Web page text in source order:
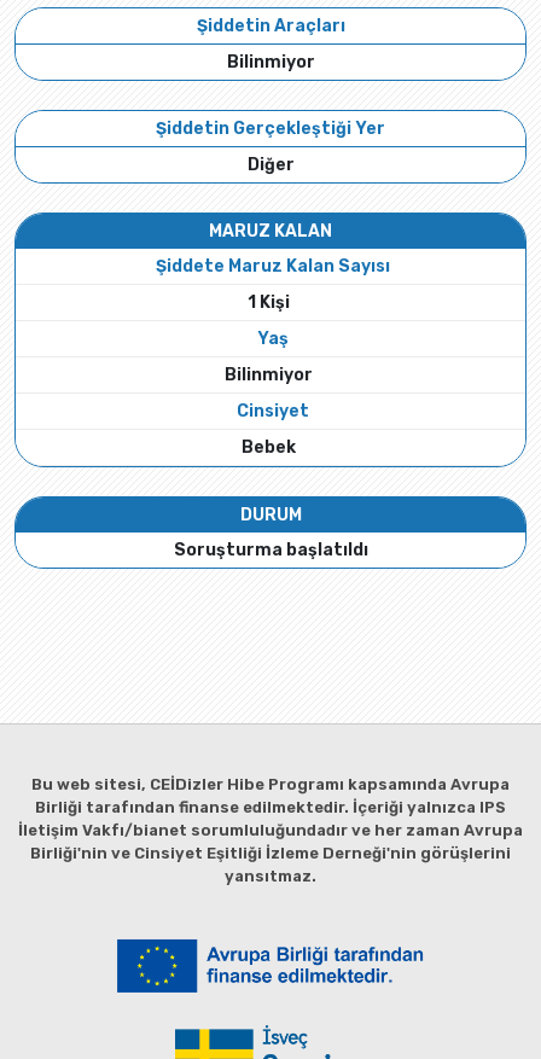
Şiddetin Araçları
Bilinmiyor
Şiddetin Gerçekleştiği Yer
Diğer
MARUZ KALAN
Şiddete Maruz Kalan Sayısı
1 Kişi
Yaş
Bilinmiyor
Cinsiyet
Bebek
DURUM
Soruşturma başlatıldı
Bu web sitesi, CEİDizler Hibe Programı kapsamında Avrupa
Birliği tarafından finanse edilmektedir. İçeriği yalnızca IPS
İletişim Vakfı/bianet sorumluluğundadır ve her zaman Avrupa
Birliği'nin ve Cinsiyet Eşitliği İzleme Derneği'nin görüşlerini
yansıtmaz.